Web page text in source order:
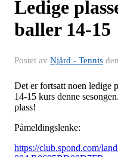
Ledige
baller 14-15
Postet av Njård - Tennis den
Det er fortsatt noen ledige
14-15 kurs denne
plass!
Påmeldingslenke:
https://club.spond.com/